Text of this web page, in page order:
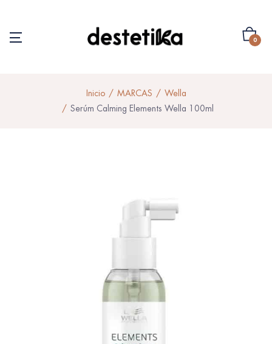
0
Inicio MARCAS
Wella
Serúm Calming Elements Wella 100ml